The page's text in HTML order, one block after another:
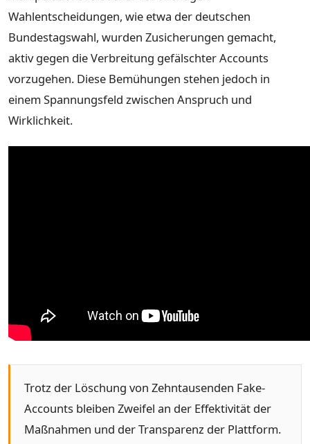
Wahlentscheidungen, wie etwa der deutschen
Bundestagswahl, wurden Zusicherungen gemacht,
aktiv gegen die Verbreitung gefälschter Accounts
vorzugehen. Diese Bemühungen stehen jedoch in
einem Spannungsfeld zwischen Anspruch und
Wirklichkeit.
Trotz der Löschung von Zehntausenden Fake-
Accounts bleiben Zweifel an der Effektivität der
Maßnahmen und der Transparenz der Plattform.